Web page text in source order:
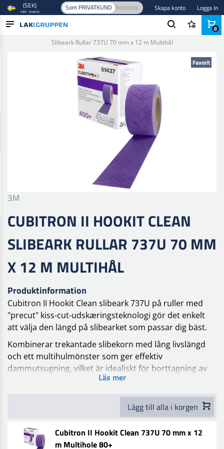
(SEK)
inkl. moms Som PRIVATKUND Business Skapa konto Logga In
Slibeark Rullar 737U 70 mm x 12 m Multihål
Favorit
3M
CUBITRON II HOOKIT CLEAN
SLIBEARK RULLAR 737U 70 MM
X 12 M MULTIHÅL
Produktinformation
Cubitron II Hookit Clean slibeark 737U på ruller med
"precut" kiss-cut-udskæringsteknologi gör det enkelt
att välja den längd på slibearket som passar dig bäst.
Kombinerar trekantade slibekorn med lång livslängd
och ett multihulmönster som ger effektiv
dammutsugning, vilket är idealiskt för borttagning av
färg, grovslipning av kaross, finslipning och slutlig
Cubitron II Hookit Clean slibeark på ruller 737U har
utvecklats för utmärkt slipning och lång livslängd vid
bil- och båtreparationer.
Läs mer
Lägg till alla i korgen
Cubitron II Hookit Clean 737U 70 mm x 12
m Multihole 80+
0